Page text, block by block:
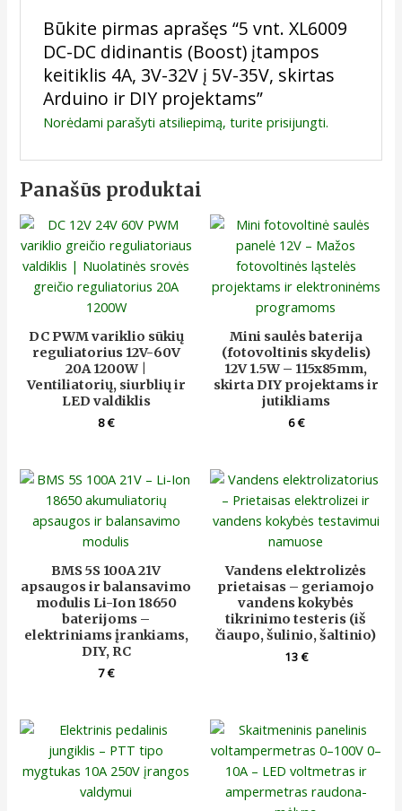
Būkite pirmas aprašęs “5 vnt. XL6009
DC-DC didinantis (Boost) įtampos
keitiklis 4A, 3V-32V į 5V-35V, skirtas
Arduino ir DIY projektams”
Norėdami parašyti atsiliepimą, turite prisijungti.
Panašūs produktai
DC PWM variklio sūkių
reguliatorius 12V-60V
20A 1200W |
Ventiliatorių, siurblių ir
LED valdiklis
8€
Mini saulės baterija
(fotovoltinis skydelis)
12V 1.5W – 115x85mm,
skirta DIY projektams ir
jutikliams
6€
BMS 5S 100A 21V
apsaugos ir balansavimo
modulis Li-Ion 18650
baterijoms –
elektriniams įrankiams,
DIY, RC
7€
Vandens elektrolizės
prietaisas – geriamojo
vandens kokybės
tikrinimo testeris (iš
čiaupo, šulinio, šaltinio)
13€